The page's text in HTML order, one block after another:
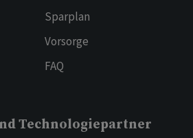
Sparplan
Vorsorge
FAQ
Technologiepartner